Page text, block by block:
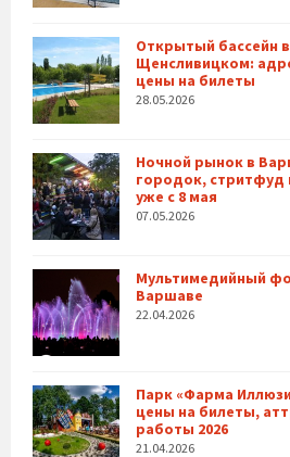
Открытый бассейн
Щенсливицком:
цены на билеты
28.05.2026
Ночной рынок в
городок, стритфуд
уже с 8 мая
07.05.2026
Мультимедийный
Варшаве
22.04.2026
Парк «Фарма
цены на билеты,
работы 2026
21.04.2026